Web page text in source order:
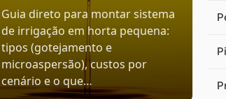
Guia direto para montar sistema
de irrigação em horta pequena:
tipos (gotejamento e
microaspersão), custos por
cenário e o que…